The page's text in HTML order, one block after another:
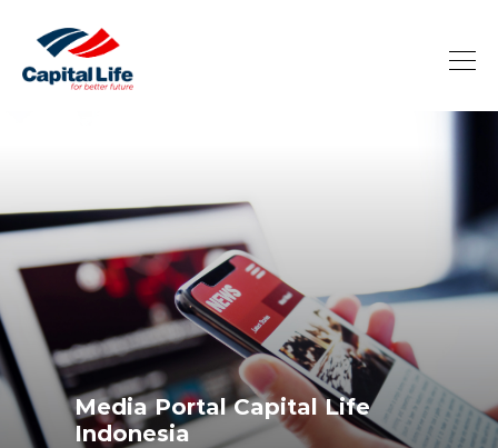
Media Portal Capital Life
Indonesia